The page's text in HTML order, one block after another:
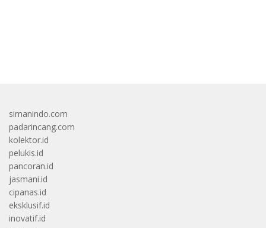
simanindo.com
padarincang.com
kolektor.id
pelukis.id
pancoran.id
jasmani.id
cipanas.id
eksklusif.id
inovatif.id